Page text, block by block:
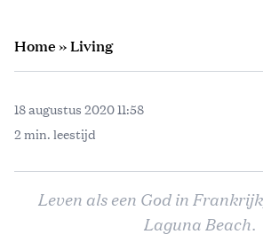
Home»Living
18 augustus 2020 11:58
2 min. leestijd
Leven als een God in
Laguna Beach.